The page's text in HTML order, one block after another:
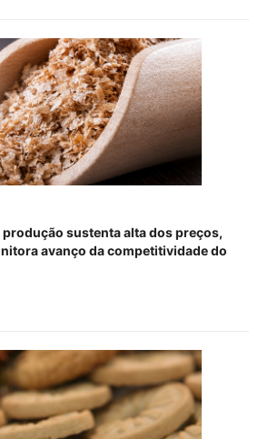
sustenta alta dos preços,
avanço da competitividade do